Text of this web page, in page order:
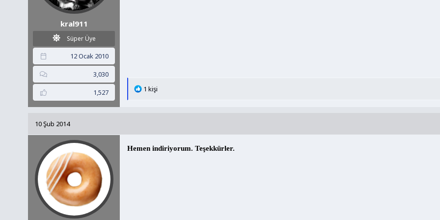
kral911
Süper Üye
12 Ocak 2010
3,030
1,527
T
l
e
1 kişi
10 Şub 2014
Hemen indiriyorum. Teşekkürler.